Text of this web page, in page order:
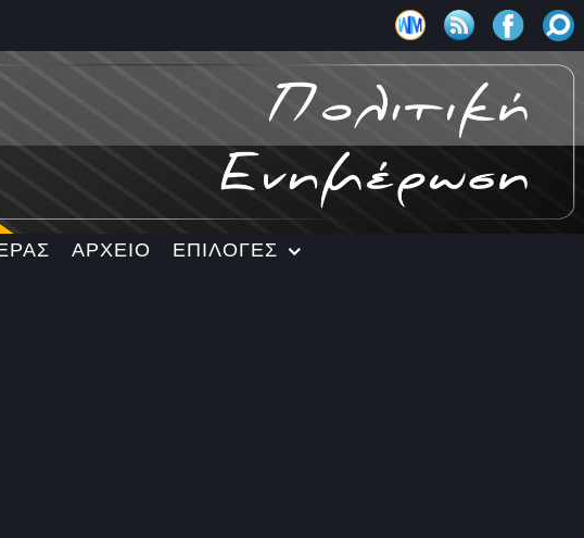
ΑΡΧΕΙΟ ΕΠΙΛΟΓΕΣ